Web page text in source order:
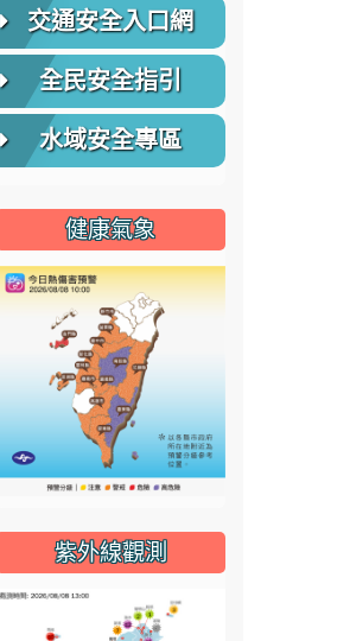
交通安全入口網
全民安全指引
水域安全專區
健康氣象
紫外線觀測